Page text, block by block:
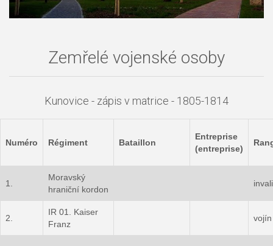
Zemřelé vojenské osoby
Kunovice - zápis v matrice - 1805-1814
Numéro Régiment Bataillon
Entreprise
(entreprise)
1.
Moravský
hraniční kordon
2.
IR 01. Kaiser
Franz
vojín